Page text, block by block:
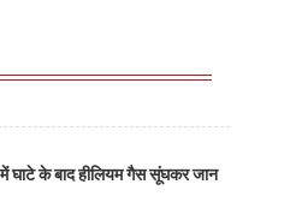
के बाद हीलियम गैस सूंघकर जान